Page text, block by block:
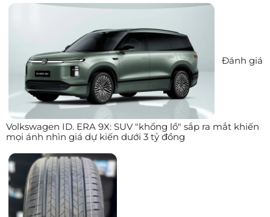
Đánh giá
Volkswagen ID. ERA 9X: SUV "khổng lồ" sắp ra mắt khiến
mọi ánh nhìn giá dự kiến dưới 3 tỷ đồng